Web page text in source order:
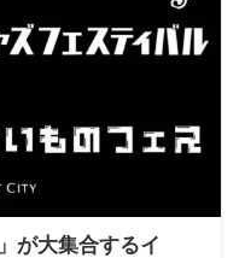
が大集合するイ